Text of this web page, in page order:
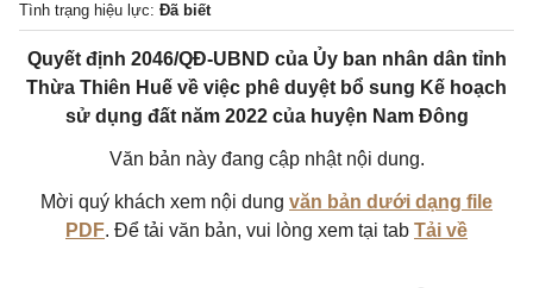
Tình trạng hiệu lực: Đã biết
Quyết định 2046/QĐ-UBND của Ủy ban nhân dân tỉnh
Thừa Thiên Huế về việc phê duyệt bổ sung Kế hoạch
sử dụng đất năm 2022 của huyện Nam Đông
Văn bản này đang cập nhật nội dung.
Mời quý khách xem nội dung văn bản dưới dạng file
PDF. Để tải văn bản, vui lòng xem tại tab Tải về